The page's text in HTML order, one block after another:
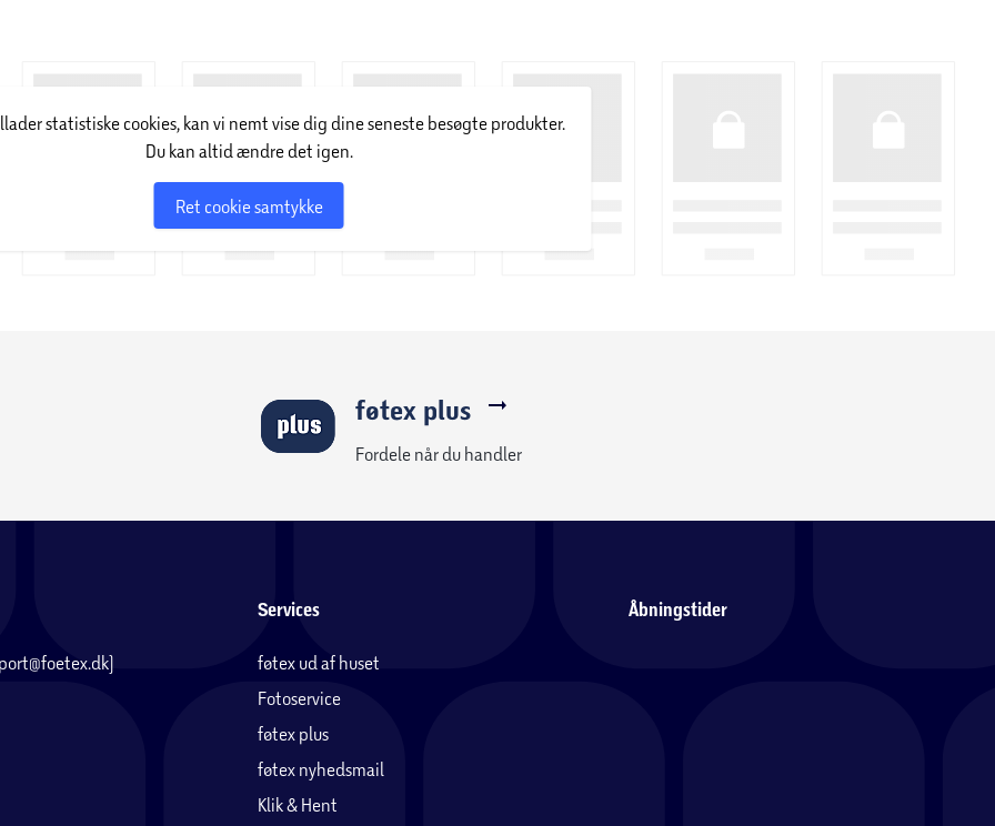
statistiske cookies, kan vi nemt vise dig dine seneste besøgte produkter.
Du kan altid ændre det igen.
Ret cookie samtykke
føtex plus
Fordele når du handler
Services
føtex ud af huset
Fotoservice
føtex plus
føtex nyhedsmail
Klik & Hent
Åbningstider